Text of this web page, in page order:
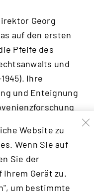
Georg
auf den ersten
Pfeife des
und
Ihre
und Enteignung
als Ihr
unscheinbar ist –
Website zu
Wenn Sie auf
Sie der
Ihrem Gerät zu.
um bestimmte